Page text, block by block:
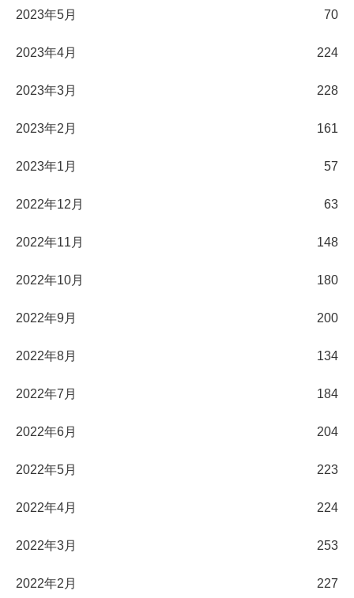
2023年5月 70
2023年4月 224
2023年3月 228
2023年2月 161
2023年1月 57
2022年12月 63
2022年11月 148
2022年10月 180
2022年9月 200
2022年8月 134
2022年7月 184
2022年6月 204
2022年5月 223
2022年4月 224
2022年3月 253
2022年2月 227